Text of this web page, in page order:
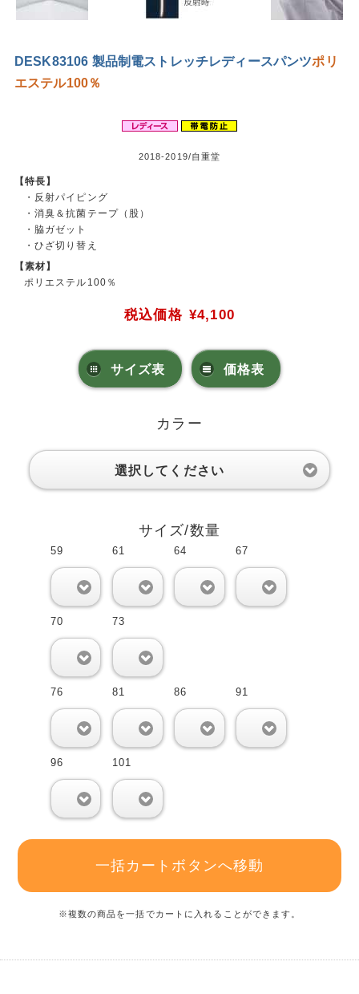
DESK83106 製品制電ストレッチレディースパンツポリ
エステル100％
2018-2019/自重堂
【特長】
・反射パイピング
・消臭＆抗菌テープ（股）
・脇ガゼット
・ひざ切り替え
【素材】
ポリエステル100％
税込価格 ¥4,100
サイズ表 価格表
カラー
選択してください
サイズ/数量
59 61 64 67
70 73
76 81 86 91
96 101
一括カートボタンへ移動
※複数の商品を一括でカートに入れることができます。